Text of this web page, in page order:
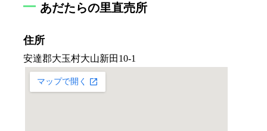
あだたらの里直売所
住所